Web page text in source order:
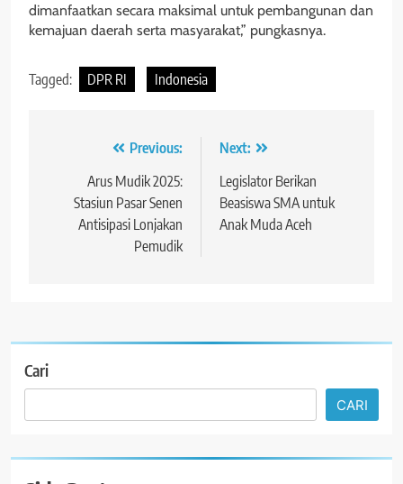
dimanfaatkan secara maksimal untuk pembangunan dan
kemajuan daerah serta masyarakat,” pungkasnya.
Tagged: DPR RI Indonesia
Navigasi Previous:
Arus Mudik 2025:
Stasiun Pasar Senen
Antisipasi Lonjakan
Pemudik
Next:
Legislator Berikan
Beasiswa SMA untuk
Anak Muda Aceh
Cari
CARI